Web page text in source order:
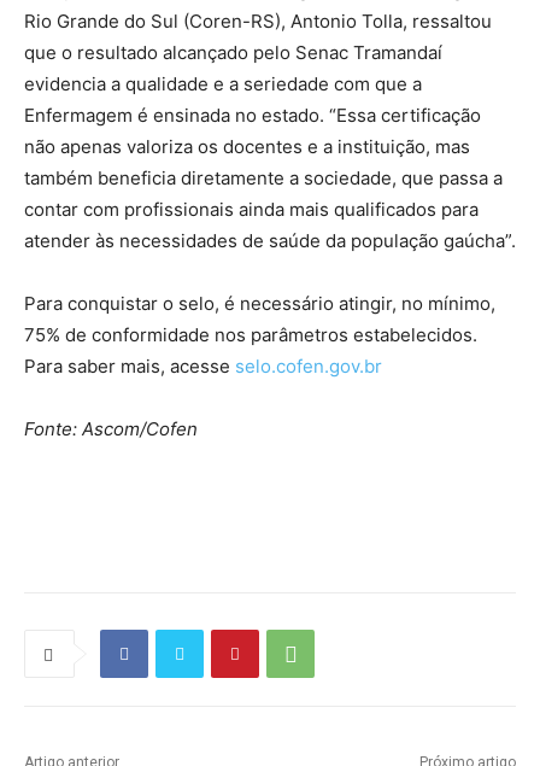
Rio Grande do Sul (Coren-RS), Antonio Tolla, ressaltou
que o resultado alcançado pelo Senac Tramandaí
evidencia a qualidade e a seriedade com que a
Enfermagem é ensinada no estado. “Essa certificação
não apenas valoriza os docentes e a instituição, mas
também beneficia diretamente a sociedade, que passa a
contar com profissionais ainda mais qualificados para
atender às necessidades de saúde da população gaúcha”.
Para conquistar o selo, é necessário atingir, no mínimo,
75% de conformidade nos parâmetros estabelecidos.
Para saber mais, acesse selo.cofen.gov.br
Fonte: Ascom/Cofen